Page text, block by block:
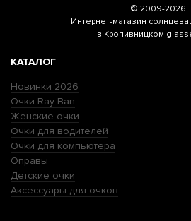
© 2009-2026
Интернет-магазин
в Кропивницком
КАТАЛОГ
Новинки 2026
Очки Ray Ban
Женские очки
Очки для водителей
Очки для компьютера
Оправы
Детские очки
Аксессуары для очков